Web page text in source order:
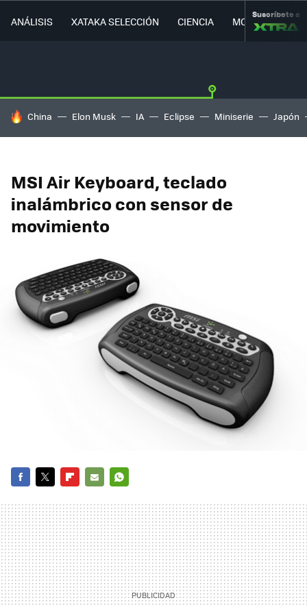
ANÁLISIS XATAKA SELECCIÓN CIENCIA MOVILIDAD
Suscríbete a
HOY SE HABLA DE
China Elon Musk IA Eclipse Miniserie Japón
MSI Air Keyboard, teclado
inalámbrico con sensor de
movimiento
MAIL